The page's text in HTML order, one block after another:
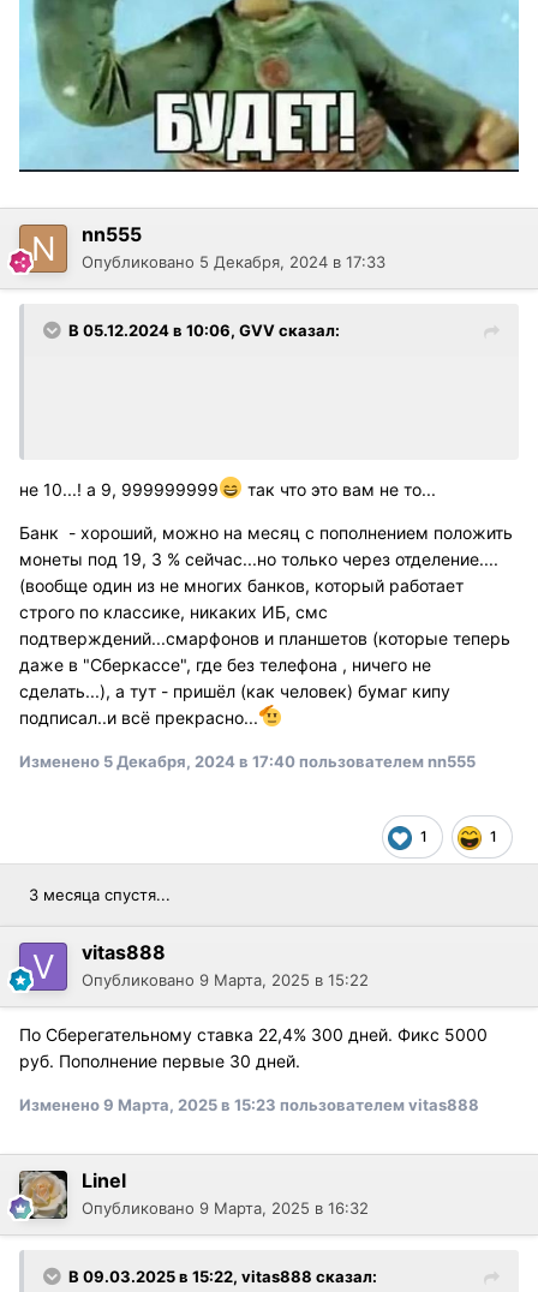
nn555
Опубликовано 5 Декабря, 2024 в 17:33
В 05.12.2024 в 10:06, GVVсказал:
не 10...! а 9, 999999999 так что это вам не то...
Банк - хороший, можно на месяц с пополнением положить
монеты под 19, 3 % сейчас...но только через отделение....
(вообще один из не многих банков, который работает
строго по классике, никаких ИБ, смс
подтверждений...смарфонов и планшетов (которые теперь
даже в "Сберкассе", где без телефона , ничего не
сделать...), а тут - пришёл (как человек) бумаг кипу
подписал..и всё прекрасно...
Изменено 5 Декабря, 2024 в 17:40пользователем nn555
1 1
3 месяца спустя...
vitas888
Опубликовано 9 Марта, 2025 в 15:22
По Сберегательному ставка 22,4% 300 дней. Фикс 5000
руб. Пополнение первые 30 дней.
Изменено9 Марта, 2025 в 15:23 пользователем vitas888
Linel
Опубликовано 9 Марта, 2025 в 16:32
В 09.03.2025 в 15:22, vitas888 сказал: